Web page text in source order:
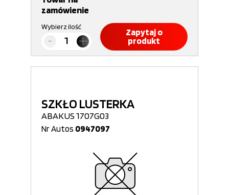
zamówienie
Wybierz ilość
Zapytaj o
produkt
SZKŁO LUSTERKA
ABAKUS 1707G03
Nr Autos 0947097